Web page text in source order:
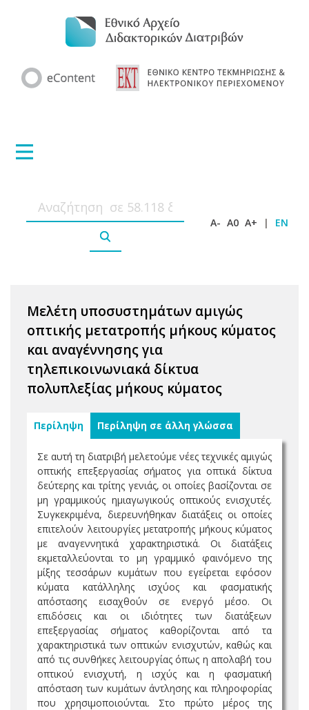
A- A0 A+ | EN
Μελέτη υποσυστημάτων αμιγώς
οπτικής μετατροπής μήκους κύματος
και αναγέννησης για
τηλεπικοινωνιακά δίκτυα
πολυπλεξίας μήκους κύματος
Περίληψη Περίληψη σε άλλη γλώσσα
Σε αυτή τη διατριβή μελετούμε νέες τεχνικές αμιγώς
οπτικής επεξεργασίας σήματος για οπτικά δίκτυα
δεύτερης και τρίτης γενιάς, οι οποίες βασίζονται σε
μη γραμμικούς ημιαγωγικούς οπτικούς ενισχυτές.
Συγκεκριμένα, διερευνήθηκαν διατάξεις οι οποίες
επιτελούν λειτουργίες μετατροπής μήκους κύματος
με αναγεννητικά χαρακτηριστικά. Οι διατάξεις
εκμεταλλεύονται το μη γραμμικό φαινόμενο της
μίξης τεσσάρων κυμάτων που εγείρεται εφόσον
κύματα κατάλληλης ισχύος και φασματικής
απόστασης εισαχθούν σε ενεργό μέσο. Οι
επιδόσεις και οι ιδιότητες των διατάξεων
επεξεργασίας σήματος καθορίζονται από τα
χαρακτηριστικά των οπτικών ενισχυτών, καθώς και
από τις συνθήκες λειτουργίας όπως η απολαβή του
οπτικού ενισχυτή, η ισχύς και η φασματική
απόσταση των κυμάτων άντλησης και πληροφορίας
που χρησιμοποιούνται. Στο πρώτο μέρος της